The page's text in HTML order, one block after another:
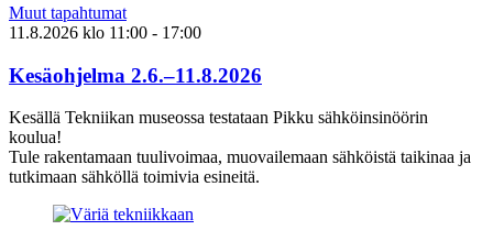
Muut tapahtumat
11.8.2026 klo 11:00 - 17:00
Kesäohjelma 2.6.–11.8.2026
Kesällä Tekniikan museossa testataan Pikku sähköinsinöörin
koulua!
Tule rakentamaan tuulivoimaa, muovailemaan sähköistä taikinaa ja
tutkimaan sähköllä toimivia esineitä.